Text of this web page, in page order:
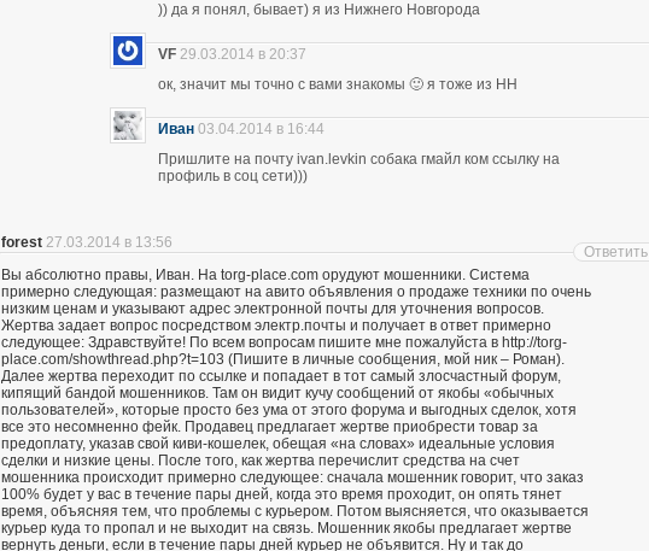
)) да я понял, бывает) я из Нижнего Новгорода
VF 29.03.2014 в 20:37
ок, значит мы точно с вами знакомы 🙂 я тоже из НН
Иван 03.04.2014 в 16:44
Пришлите на почту ivan.levkin собака гмайл ком ссылку на
профиль в соц сети)))
forest 27.03.2014 в 13:56
Вы абсолютно правы, Иван. На torg-place.com орудуют мошенники. Система
примерно следующая: размещают на авито объявления о продаже техники по очень
низким ценам и указывают адрес электронной почты для уточнения вопросов.
Жертва задает вопрос посредством электр.почты и получает в ответ примерно
следующее: Здравствуйте! По всем вопросам пишите мне пожалуйста в http://torg-
place.com/showthread.php?t=103 (Пишите в личные сообщения, мой ник – Роман).
Далее жертва переходит по ссылке и попадает в тот самый злосчастный форум,
кипящий бандой мошенников. Там он видит кучу сообщений от якобы «обычных
пользователей», которые просто без ума от этого форума и выгодных сделок, хотя
все это несомненно фейк. Продавец предлагает жертве приобрести товар за
предоплату, указав свой киви-кошелек, обещая «на словах» идеальные условия
сделки и низкие цены. После того, как жертва перечислит средства на счет
мошенника происходит примерно следующее: сначала мошенник говорит, что заказ
100% будет у вас в течение пары дней, когда это время проходит, он опять тянет
время, объясняя тем, что проблемы с курьером. Потом выясняется, что оказывается
курьер куда то пропал и не выходит на связь. Мошенник якобы предлагает жертве
вернуть деньги, если в течение пары дней курьер не объявится. Ну и так до
Ответить